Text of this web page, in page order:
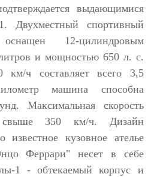
выдающимися
Двухместный спортивный
12-цилиндровым
и мощностью 650 л. с.
км/ч составляет всего 3,5
машина способна
Максимальная скорость
350 км/ч. Дизайн
известное кузовное ателье
Феррари" несет в себе
1 - обтекаемый корпус и